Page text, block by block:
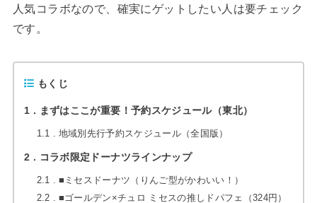
人気コラボなので、確実にゲットしたい人は要チェック
です。
もくじ
1 まずはここが重要！予約スケジュール（東北）
1.1 地域別先行予約スケジュール（全国版）
2 コラボ限定ドーナツラインナップ
2.1
■ミセスドーナツ（りんご型がかわいい！）
2.2
■ゴールデン×チュロ ミセスの推しドパフェ（324円）